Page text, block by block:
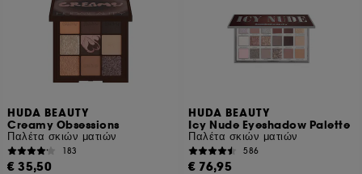
HUDA BEAUTY
Creamy Obsessions
Παλέτα σκιών ματιών
183
€ 35,50
HUDA BEAUTY
Icy Nude Eyeshadow Palette
Παλέτα σκιών ματιών
586
€ 76,95